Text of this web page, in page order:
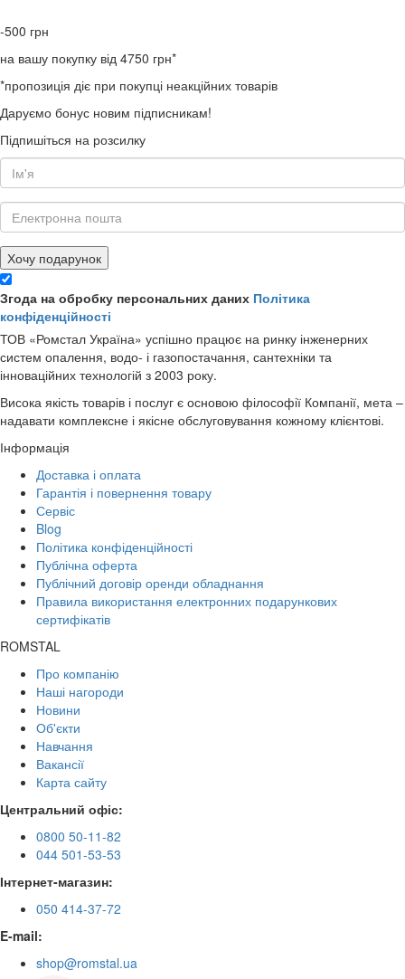
-500 грн
на вашу покупку від 4750 грн*
*пропозиція діє при покупці неакційних товарів
Даруємо бонус новим підписникам!
Підпишіться на розсилку
Хочу подарунок
Згода на обробку персональних даних Політика
конфіденційності
ТОВ «Ромстал Україна» успішно працює на ринку інженерних
систем опалення, водо- і газопостачання, сантехніки та
інноваційних технологій з 2003 року.
Висока якість товарів і послуг є основою філософії Компанії, мета –
надавати комплексне і якісне обслуговування кожному клієнтові.
Інформація
Доставка і оплата
Гарантія і повернення товару
Сервіс
Blog
Політика конфіденційності
Публічна оферта
Публічний договір оренди обладнання
Правила використання електронних подарункових
сертифікатів
ROMSTAL
Про компанію
Наші нагороди
Новини
Об'єкти
Навчання
Вакансії
Карта сайту
Центральний офіс:
0800 50-11-82
044 501-53-53
Інтернет-магазин:
050 414-37-72
E-mail:
shop@romstal.ua